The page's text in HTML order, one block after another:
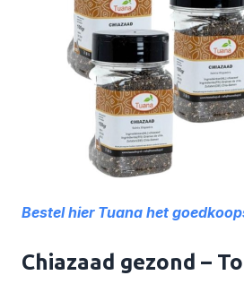
Bestel hier Tuana het
Chiazaad gezond –